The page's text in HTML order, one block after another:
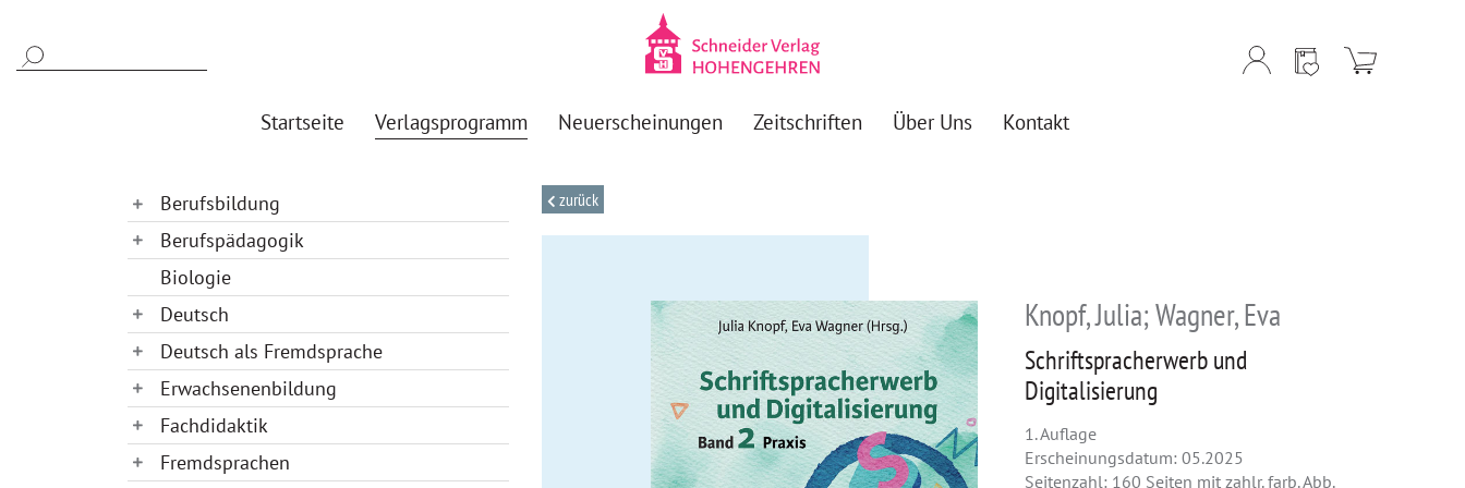
Startseite Verlagsprogramm Neuerscheinungen Zeitschriften Über Uns Kontakt
zurück
Knopf, Julia; Wagner, Eva
Schriftspracherwerb und
Digitalisierung
1. Auflage
Erscheinungsdatum: 05.2025
Seitenzahl: 160 Seiten mit zahlr. farb. Abb.
Berufsbildung
Berufspädagogik
Biologie
Deutsch
Deutsch als Fremdsprache
Erwachsenenbildung
Fachdidaktik
Fremdsprachen